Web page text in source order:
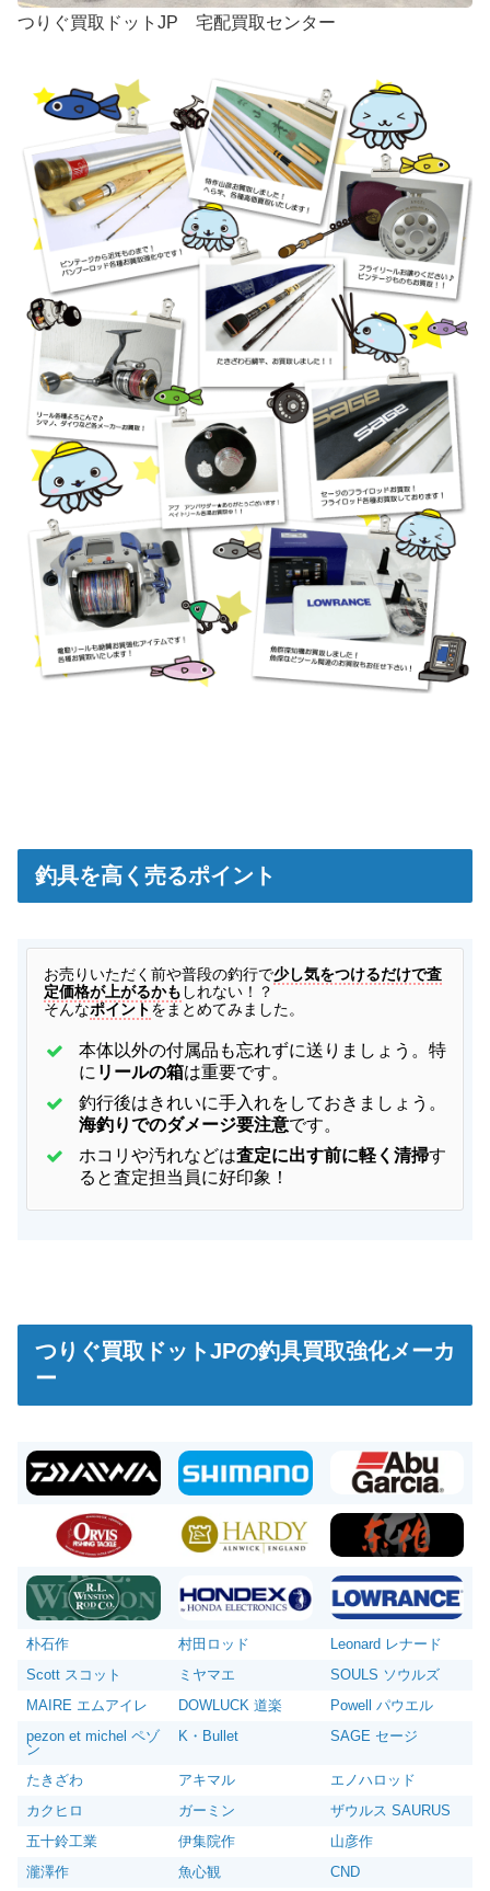
つりぐ買取ドットJP 宅配買取センター
釣具を高く売るポイント
お売りいただく前や普段の釣行で少し気をつけるだけで査
定価格が上がるかも しれない！？
そんなポイントをまとめてみました。
本体以外の付属品も忘れずに送りましょう。特
に リールの箱は重要です。
釣行後はきれいに手入れをしておきましょう。
海釣りでのダメージ要注意です。
ホコリや汚れなどは査定に出す前に軽く清掃す
ると査定担当員に好印象！
つりぐ買取ドットJPの釣具買取強化メーカ
ー
朴石作 村田ロッド
Leonard レナード
Scott スコット
ミヤマエ
SOULS ソウルズ
MAIRE エムアイレ
DOWLUCK 道楽
Powell パウエル
pezon et michel ペゾ
ン
K・Bullet SAGE セージ
たきざわ アキマル
エノハロッド
カクヒロ
ガーミン
ザウルス SAURUS
五十鈴工業
伊集院作
山彦作
瀧澤作
魚心観
CND